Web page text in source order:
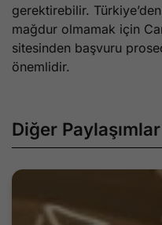
gerektirebilir.
mağdur olmamak için
sitesinden başvuru
önemlidir.
Diğer Paylaşımlar